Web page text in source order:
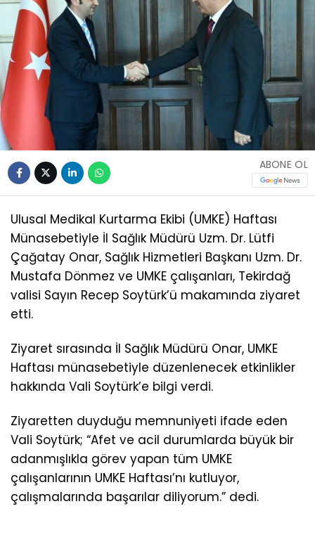
ABONE OL
Ulusal Medikal Kurtarma Ekibi (UMKE) Haftası
Münasebetiyle İl Sağlık Müdürü Uzm. Dr. Lütfi
Çağatay Onar, Sağlık Hizmetleri Başkanı Uzm. Dr.
Mustafa Dönmez ve UMKE çalışanları, Tekirdağ
valisi Sayın Recep Soytürk’ü makamında ziyaret
etti.
Ziyaret sırasında İl Sağlık Müdürü Onar, UMKE
Haftası münasebetiyle düzenlenecek etkinlikler
hakkında Vali Soytürk’e bilgi verdi.
Ziyaretten duyduğu memnuniyeti ifade eden
Vali Soytürk; “Afet ve acil durumlarda büyük bir
adanmışlıkla görev yapan tüm UMKE
çalışanlarının UMKE Haftası’nı kutluyor,
çalışmalarında başarılar diliyorum.” dedi.